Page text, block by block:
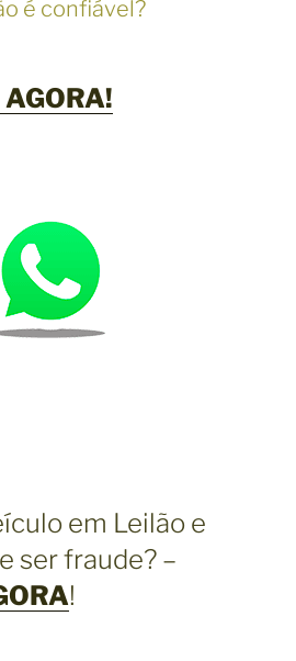
é confiável?
em Leilão e
ser fraude? –
!